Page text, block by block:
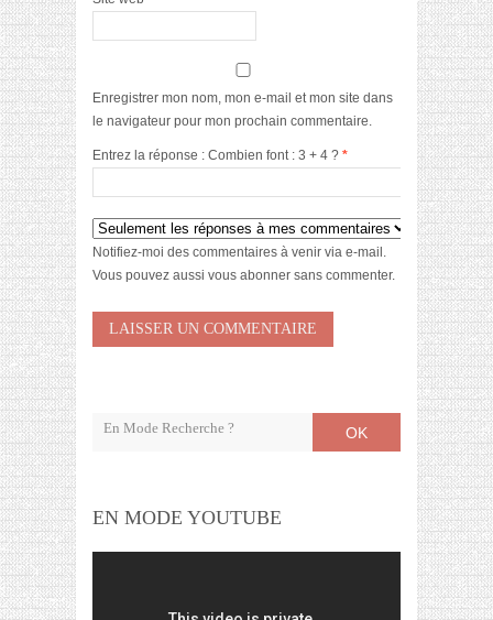
Enregistrer mon nom, mon e-mail et mon site dans
le navigateur pour mon prochain commentaire.
Entrez la réponse : Combien font : 3 + 4 ? *
Notifiez-moi des commentaires à venir via e-mail.
Vous pouvez aussi vous abonner sans commenter.
OK
EN MODE YOUTUBE